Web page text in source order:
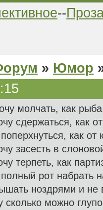
--
» Юмор
молчать, как
сдержаться, как
как от
засесть в
терпеть, как
рот набрать
ноздрями и не
сколько можно